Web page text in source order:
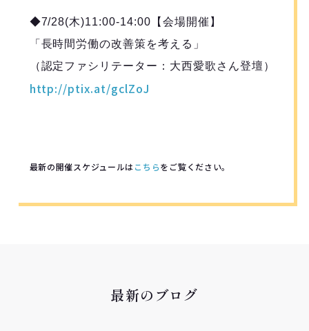
◆7/28(木)11:00-14:00【会場開催】
「長時間労働の改善策を考える」
（認定ファシリテーター：大西愛歌さん登壇）
http://ptix.at/gclZoJ
最新の開催スケジュールはこちらをご覧ください。
最新のブログ